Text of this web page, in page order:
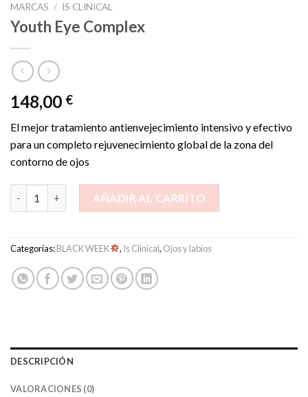
MARCAS / IS CLINICAL
Youth Eye Complex
148,00 €
El mejor tratamiento antienvejecimiento intensivo y efectivo
para un completo rejuvenecimiento global de la zona del
contorno de ojos
Youth Eye Complex cantidadAÑADIR AL CARRITO
Categorías:BLACK WEEK , Is Clinical, Ojos y labios
DESCRIPCIÓN
VALORACIONES (0)